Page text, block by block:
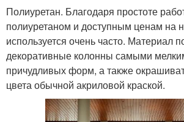
Полиуретан. Благодаря простоте
полиуретаном и доступным ценам на
используется очень часто. Материал
декоративные колонны самыми
причудливых форм, а также
цвета обычной акриловой краской.